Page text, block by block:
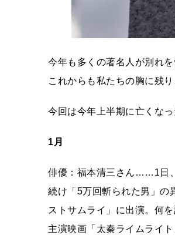
今年も多くの著名人が別れ
これからも私たちの胸に残
今回は今年上半期に亡くな
1月
俳優：福本清三さん……1日
続け「5万回斬られた男」の
ストサムライ」に出演。何
主演映画「太秦ライムライ